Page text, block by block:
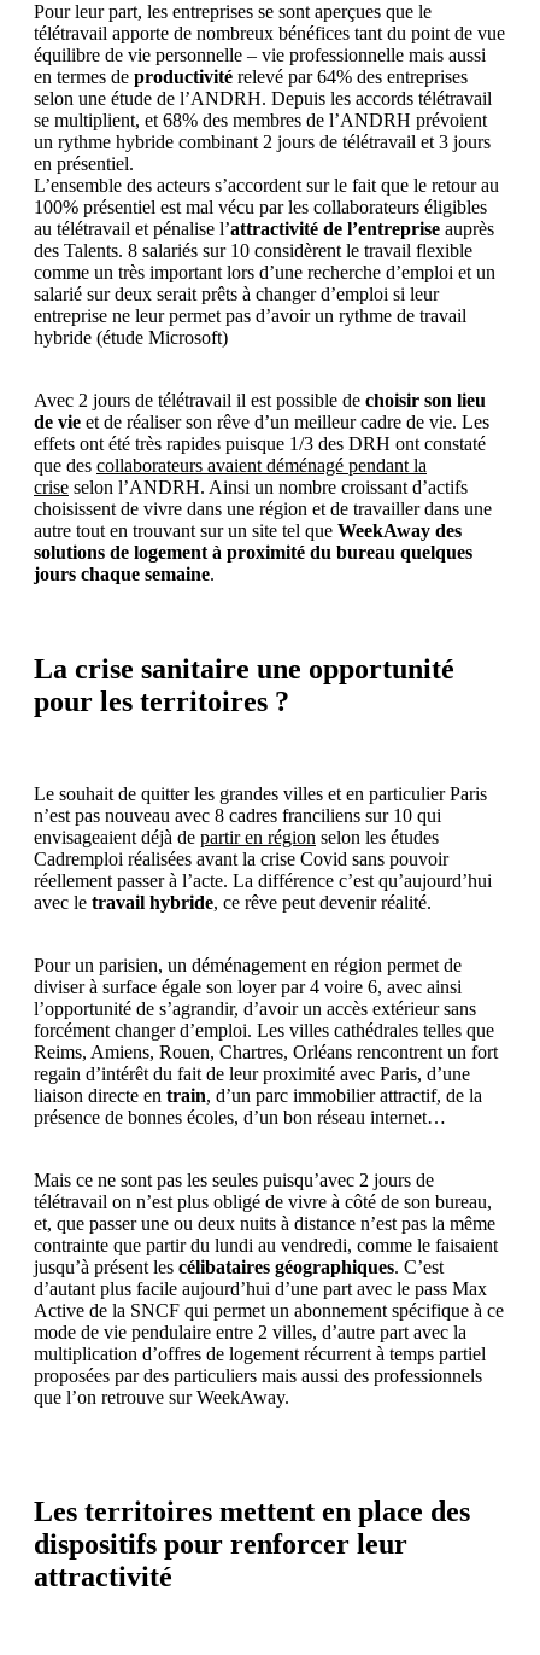
Pour leur part, les entreprises se sont aperçues que le
télétravail apporte de nombreux bénéfices tant du point de vue
équilibre de vie personnelle – vie professionnelle mais aussi
en termes de productivité relevé par 64% des entreprises
selon une étude de l’ANDRH. Depuis les accords télétravail
se multiplient, et 68% des membres de l’ANDRH prévoient
un rythme hybride combinant 2 jours de télétravail et 3 jours
en présentiel.
L’ensemble des acteurs s’accordent sur le fait que le retour au
100% présentiel est mal vécu par les collaborateurs éligibles
au télétravail et pénalise l’attractivité de l’entreprise auprès
des Talents. 8 salariés sur 10 considèrent le travail flexible
comme un très important lors d’une recherche d’emploi et un
salarié sur deux serait prêts à changer d’emploi si leur
entreprise ne leur permet pas d’avoir un rythme de travail
hybride (étude Microsoft)
Avec 2 jours de télétravail il est possible de choisir son lieu
de vie et de réaliser son rêve d’un meilleur cadre de vie. Les
effets ont été très rapides puisque 1/3 des DRH ont constaté
que des collaborateurs avaient déménagé pendant la
crise selon l’ANDRH. Ainsi un nombre croissant d’actifs
choisissent de vivre dans une région et de travailler dans une
autre tout en trouvant sur un site tel que WeekAway des
solutions de logement à proximité du bureau quelques
jours chaque semaine.
La crise sanitaire une opportunité
pour les territoires ?
Le souhait de quitter les grandes villes et en particulier Paris
n’est pas nouveau avec 8 cadres franciliens sur 10 qui
envisageaient déjà de partir en région selon les études
Cadremploi réalisées avant la crise Covid sans pouvoir
réellement passer à l’acte. La différence c’est qu’aujourd’hui
avec le travail hybride, ce rêve peut devenir réalité.
Pour un parisien, un déménagement en région permet de
diviser à surface égale son loyer par 4 voire 6, avec ainsi
l’opportunité de s’agrandir, d’avoir un accès extérieur sans
forcément changer d’emploi. Les villes cathédrales telles que
Reims, Amiens, Rouen, Chartres, Orléans rencontrent un fort
regain d’intérêt du fait de leur proximité avec Paris, d’une
liaison directe en train, d’un parc immobilier attractif, de la
présence de bonnes écoles, d’un bon réseau internet…
Mais ce ne sont pas les seules puisqu’avec 2 jours de
télétravail on n’est plus obligé de vivre à côté de son bureau,
et, que passer une ou deux nuits à distance n’est pas la même
contrainte que partir du lundi au vendredi, comme le faisaient
jusqu’à présent les célibataires géographiques. C’est
d’autant plus facile aujourd’hui d’une part avec le pass Max
Active de la SNCF qui permet un abonnement spécifique à ce
mode de vie pendulaire entre 2 villes, d’autre part avec la
multiplication d’offres de logement récurrent à temps partiel
proposées par des particuliers mais aussi des professionnels
que l’on retrouve sur WeekAway.
Les territoires mettent en place des
dispositifs pour renforcer leur
attractivité